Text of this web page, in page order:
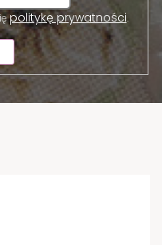
politykę prywatności.